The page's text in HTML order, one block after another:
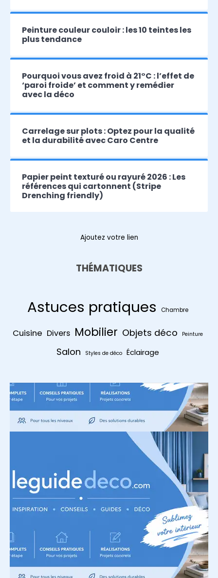
Peinture couleur couloir : les 10 teintes les
plus tendance
Pourquoi vous avez froid à 21°C : l’effet de
‘paroi froide’ et comment y remédier
avec la déco
Carrelage sur plots : Optez pour la qualité
et la durabilité avec Caro Centre
Papier peint texturé ou rayuré 2026 : Les
références qui cartonnent (Stripe
Drenching friendly)
Ajoutez votre lien
THÉMATIQUES
Astuces pratiques Chambre
Cuisine Divers Mobilier Objets déco Peinture
Salon Styles de déco Éclairage